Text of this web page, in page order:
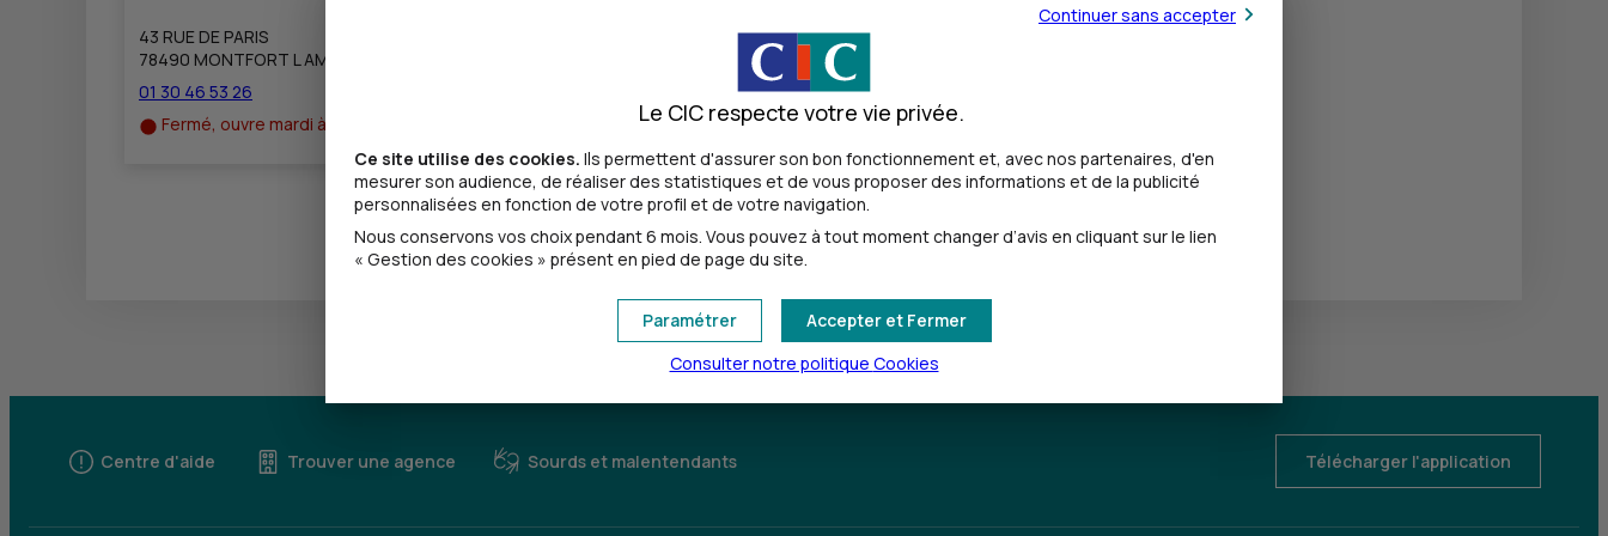
43 RUE DE PARIS
78490 MONTFORT L AMAURY
01 30 46 53 26
Fermé, ouvre mardi à 9h00
Toutes les localités
Centre d'aide Trouver une agence Sourds et malentendants Télécharger l'application
Continuer sans accepter
Le CIC respecte votre vie privée.
Ce site utilise des cookies. Ils permettent d'assurer son bon fonctionnement et, avec nos partenaires, d'en
mesurer son audience, de réaliser des statistiques et de vous proposer des informations et de la publicité
personnalisées en fonction de votre profil et de votre navigation.
Nous conservons vos choix pendant 6 mois. Vous pouvez à tout moment changer d’avis en cliquant sur le lien
« Gestion des cookies » présent en pied de page du site.
Accepter et Fermer
Paramétrer
Consulter notre politique Cookies